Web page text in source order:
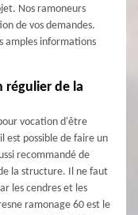
Nos ramoneurs
de vos demandes.
amples informations
de la
vocation d'être
est possible de faire un
recommandé de
la structure. Il ne faut
les cendres et les
ramonage 60 est le